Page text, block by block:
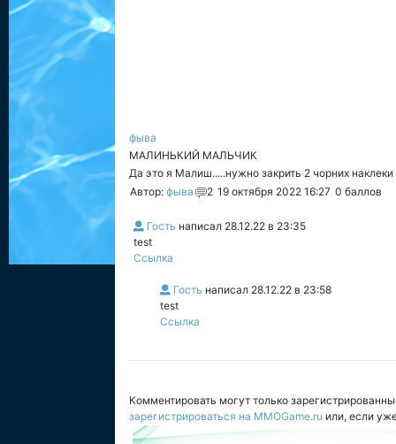
фыва
МАЛИНЬКИЙ МАЛЬЧИК
Да это я Малиш.....нужно закрить 2 чорних
Автор: фыва 2 19 октября 2022 16:27 0 баллов
Гость написал 28.12.22 в 23:35
test
Ссылка
Гость написал 28.12.22 в 23:58
test
Ссылка
Комментировать могут только
зарегистрироваться на MMOGame.ru или, если